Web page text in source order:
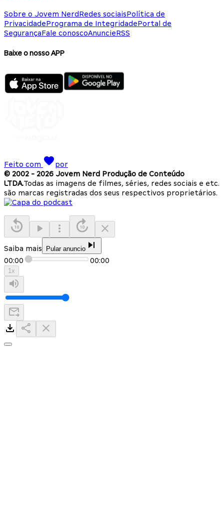
Sobre o Jovem NerdRedes sociaisPolítica de
PrivacidadePrograma de IntegridadePortal de
SegurançaFale conoscoAnuncieRSS
Baixe o nosso APP
Feito com
por
© 2002 - 2026 Jovem Nerd Produção de Conteúdo
LTDA.Todas as imagens de filmes, séries, redes sociais e etc.
são marcas registradas dos seus respectivos proprietários.
Saiba mais Pular anuncio
00:00 00:00
1x